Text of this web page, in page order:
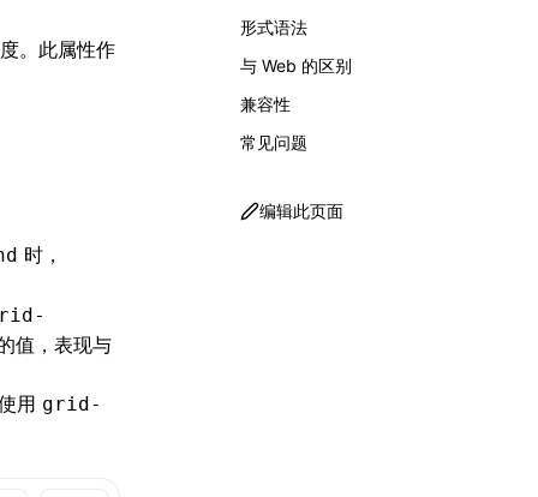
。此属性作
时，
值，表现与
用 grid-
形式语法
与 Web 的区别
兼容性
常见问题
编辑此页面